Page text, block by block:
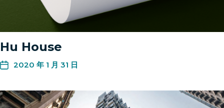
Hu House
2020 年 1 月 31 日